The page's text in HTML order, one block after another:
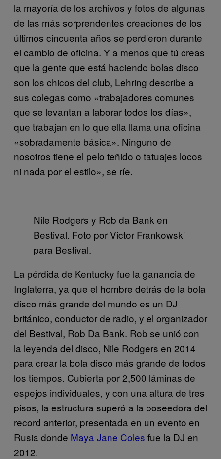
la mayoría de los archivos y fotos de algunas
de las más sorprendentes creaciones de los
últimos cincuenta años se perdieron durante
el cambio de oficina. Y a menos que tú creas
que la gente que está haciendo bolas disco
son los chicos del club, Lehring describe a
sus colegas como «trabajadores comunes
que se levantan a laborar todos los días»,
que trabajan en lo que ella llama una oficina
«sobradamente básica». Ninguno de
nosotros tiene el pelo teñido o tatuajes locos
ni nada por el estilo», se ríe.
Nile Rodgers y Rob da Bank en
Bestival. Foto por Victor Frankowski
para Bestival.
La pérdida de Kentucky fue la ganancia de
Inglaterra, ya que el hombre detrás de la bola
disco más grande del mundo es un DJ
británico, conductor de radio, y el organizador
del Bestival, Rob Da Bank. Rob se unió con
la leyenda del disco, Nile Rodgers en 2014
para crear la bola disco más grande de todos
los tiempos. Cubierta por 2,500 láminas de
espejos individuales, y con una altura de tres
pisos, la estructura superó a la poseedora del
record anterior, presentada en un evento en
Rusia donde Maya Jane Coles fue la DJ en
2012.